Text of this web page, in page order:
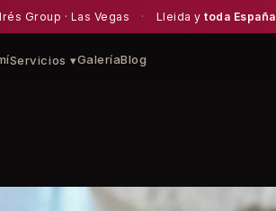
Group · Las Vegas · Lleida ytoda España
Servicios ▾GaleríaBlog